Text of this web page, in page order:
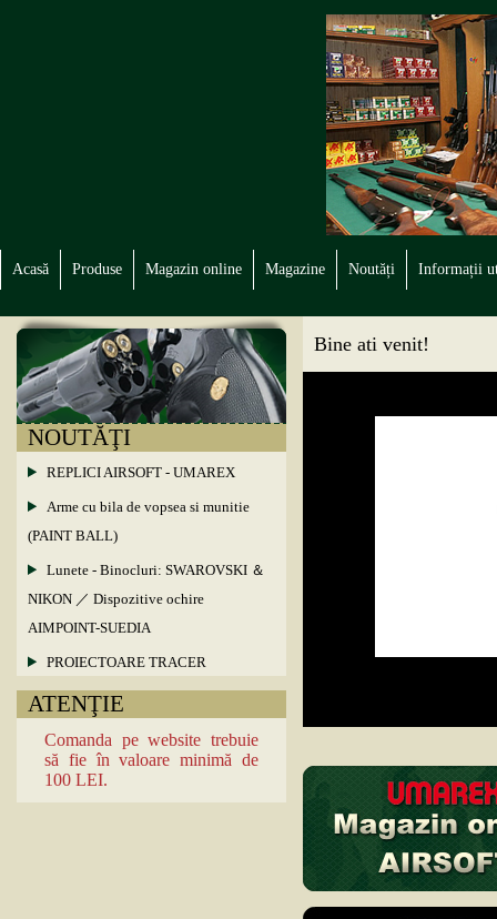
Acasă Produse Magazin online Magazine Noutăți Informații
NOUTĂŢI
REPLICI AIRSOFT - UMAREX
Arme cu bila de vopsea si munitie
(PAINT BALL)
Lunete - Binocluri: SWAROVSKI ＆
NIKON ／ Dispozitive ochire
AIMPOINT-SUEDIA
PROIECTOARE TRACER
ATENŢIE
Comanda pe website trebuie
să fie în valoare minimă de
100 LEI.
Bine ati venit!